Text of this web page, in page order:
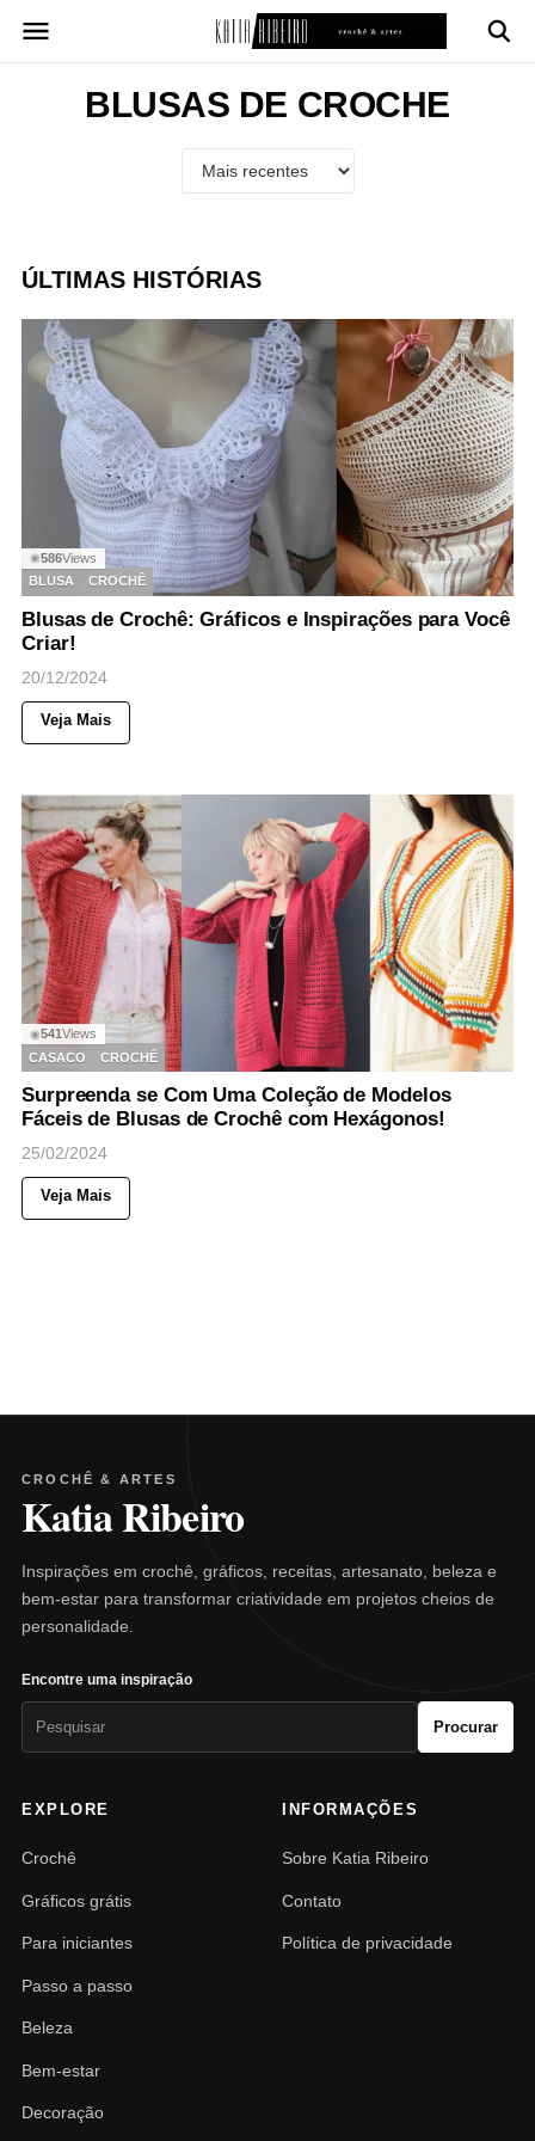
para
BLUSAS DE CROCHE
ÚLTIMAS HISTÓRIAS
◉586Views
BLUSA
CROCHÊ
Blusas de Crochê: Gráficos e Inspirações para Você
Criar!
20/12/2024
Veja Mais
◉541 Views
CASACO
CROCHÊ
Surpreenda se Com Uma Coleção de Modelos
Fáceis de Blusas de Crochê com Hexágonos!
25/02/2024
Veja Mais
CROCHÊ & ARTES
Katia Ribeiro
Inspirações em crochê, gráficos, receitas, artesanato, beleza e
bem-estar para transformar criatividade em projetos cheios de
personalidade.
Encontre uma inspiração
Procurar
EXPLORE
Crochê
Gráficos grátis
Para iniciantes
Passo a passo
Beleza
Bem-estar
Decoração
INFORMAÇÕES
Sobre Katia Ribeiro
Contato
Política de privacidade